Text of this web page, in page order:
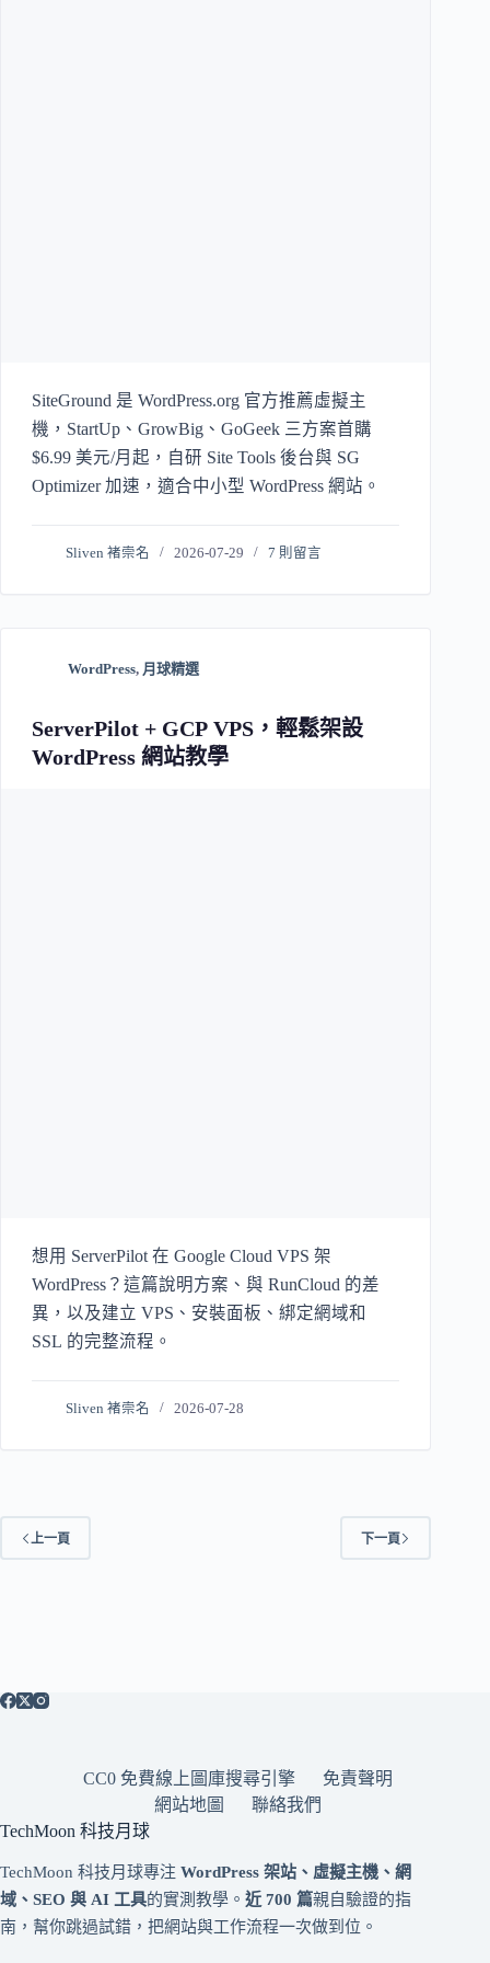
SiteGround 是 WordPress.org 官方推薦虛擬主
機，StartUp、GrowBig、GoGeek 三方案首購
$6.99 美元/月起，自研 Site Tools 後台與 SG
Optimizer 加速，適合中小型 WordPress 網站。
Sliven 褚崇名 2026-07-29 7 則留言
WordPress, 月球精選
ServerPilot + GCP VPS，輕鬆架設
WordPress 網站教學
想用 ServerPilot 在 Google Cloud VPS 架
WordPress？這篇說明方案、與 RunCloud 的差
異，以及建立 VPS、安裝面板、綁定網域和
SSL 的完整流程。
Sliven 褚崇名 2026-07-28
上一頁 下一頁
CC0 免費線上圖庫搜尋引擎
免責聲明
網站地圖
聯絡我們
TechMoon 科技月球
TechMoon 科技月球專注 WordPress 架站、虛擬主機、網
域、SEO 與 AI 工具的實測教學。 近 700 篇親自驗證的指
南，幫你跳過試錯，把網站與工作流程一次做到位。